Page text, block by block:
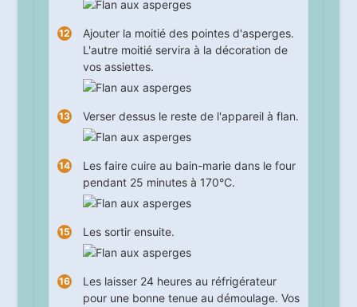
Ajouter la moitié des pointes d'asperges.
L'autre moitié servira à la décoration de
vos assiettes.
Verser dessus le reste de l'appareil à flan.
Les faire cuire au bain-marie dans le four
pendant 25 minutes à 170°C.
Les sortir ensuite.
Les laisser 24 heures au réfrigérateur
pour une bonne tenue au démoulage. Vos